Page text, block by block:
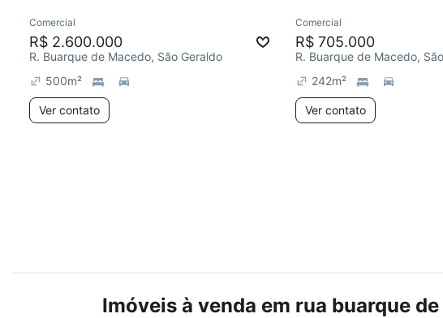
Comercial
R$ 2.600.000
R. Buarque de Macedo, São Geraldo
500m²
Ver contato
Comercial
R$ 705.000
R. Buarque de Macedo,
242m²
Ver contato
Imóveis à venda em rua buarque